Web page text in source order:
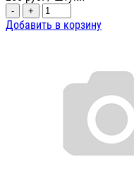
- +
Добавить в корзину